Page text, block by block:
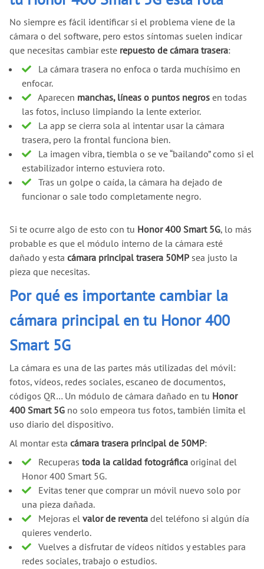
No siempre es fácil identificar si el problema viene de la
cámara o del software, pero estos síntomas suelen indicar
que necesitas cambiar este repuesto de cámara trasera:
La cámara trasera no enfoca o tarda muchísimo en
enfocar.
Aparecen manchas, líneas o puntos negrosen todas
las fotos, incluso limpiando la lente exterior.
La app se cierra sola al intentar usar la cámara
trasera, pero la frontal funciona bien.
La imagen vibra, tiembla o se ve “bailando” como si el
estabilizador interno estuviera roto.
Tras un golpe o caída, la cámara ha dejado de
funcionar o sale todo completamente negro.
Si te ocurre algo de esto con tu Honor 400 Smart 5G, lo más
probable es que el módulo interno de la cámara esté
dañado y esta cámara principal trasera 50MP sea justo la
pieza que necesitas.
Por qué es importante cambiar la
cámara principal en tu Honor 400
Smart 5G
La cámara es una de las partes más utilizadas del móvil:
fotos, vídeos, redes sociales, escaneo de documentos,
códigos QR… Un módulo de cámara dañado en tu Honor
400 Smart 5G no solo empeora tus fotos, también limita el
uso diario del dispositivo.
Al montar esta cámara trasera principal de 50MP:
Recuperas toda la calidad fotográficaoriginal del
Honor 400 Smart 5G.
Evitas tener que comprar un móvil nuevo solo por
una pieza dañada.
Mejoras el valor de reventadel teléfono si algún día
quieres venderlo.
Vuelves a disfrutar de vídeos nítidos y estables para
redes sociales, trabajo o estudios.